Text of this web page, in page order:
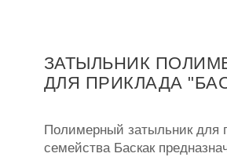
ЗАТЫЛЬНИК
ДЛЯ ПРИКЛАДА
Полимерный затыльник для
семейства Баскак